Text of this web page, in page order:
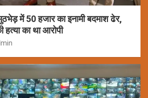
में 50 हजार का इनामी बदमाश ढेर,
हत्या का था आरोपी